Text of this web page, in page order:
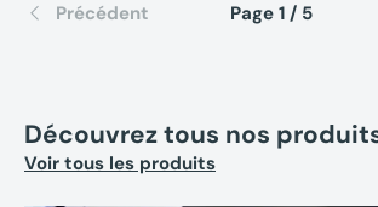
Précédent Page 1 / 5
Découvrez tous nos
Voir tous les produits